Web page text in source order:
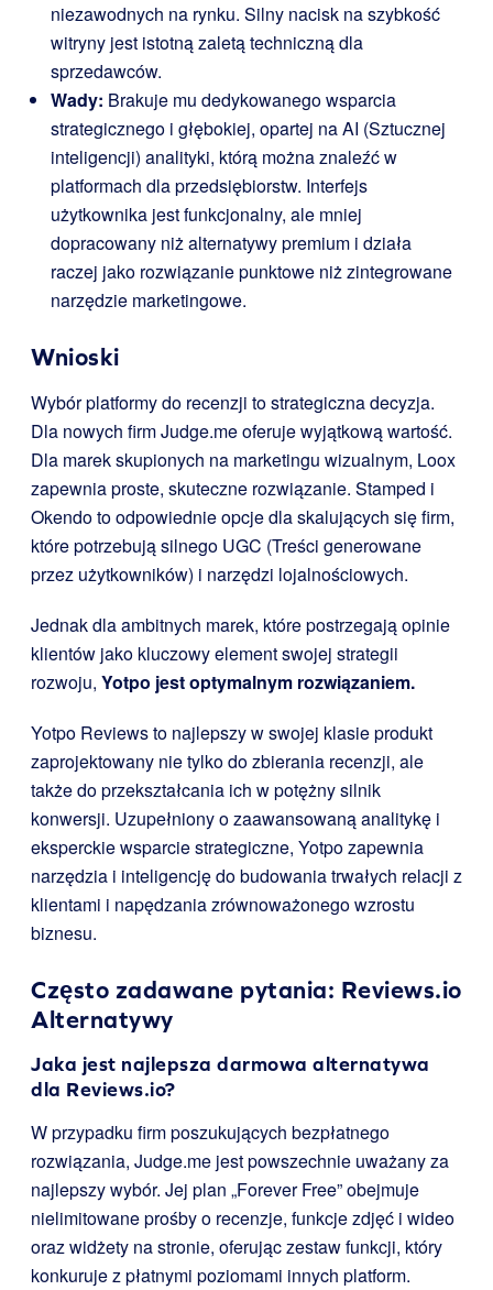
niezawodnych na rynku. Silny nacisk na szybkość
witryny jest istotną zaletą techniczną dla
sprzedawców.
Wady: Brakuje mu dedykowanego wsparcia
strategicznego i głębokiej, opartej na AI (Sztucznej
inteligencji) analityki, którą można znaleźć w
platformach dla przedsiębiorstw. Interfejs
użytkownika jest funkcjonalny, ale mniej
dopracowany niż alternatywy premium i działa
raczej jako rozwiązanie punktowe niż zintegrowane
narzędzie marketingowe.
Wnioski
Wybór platformy do recenzji to strategiczna decyzja.
Dla nowych firm Judge.me oferuje wyjątkową wartość.
Dla marek skupionych na marketingu wizualnym, Loox
zapewnia proste, skuteczne rozwiązanie. Stamped i
Okendo to odpowiednie opcje dla skalujących się firm,
które potrzebują silnego UGC (Treści generowane
przez użytkowników) i narzędzi lojalnościowych.
Jednak dla ambitnych marek, które postrzegają opinie
klientów jako kluczowy element swojej strategii
rozwoju, Yotpo jest optymalnym rozwiązaniem.
Yotpo Reviews to najlepszy w swojej klasie produkt
zaprojektowany nie tylko do zbierania recenzji, ale
także do przekształcania ich w potężny silnik
konwersji. Uzupełniony o zaawansowaną analitykę i
eksperckie wsparcie strategiczne, Yotpo zapewnia
narzędzia i inteligencję do budowania trwałych relacji z
klientami i napędzania zrównoważonego wzrostu
biznesu.
Często zadawane pytania: Reviews.io
Alternatywy
Jaka jest najlepsza darmowa alternatywa
dla Reviews.io?
W przypadku firm poszukujących bezpłatnego
rozwiązania, Judge.me jest powszechnie uważany za
najlepszy wybór. Jej plan „Forever Free” obejmuje
nielimitowane prośby o recenzje, funkcje zdjęć i wideo
oraz widżety na stronie, oferując zestaw funkcji, który
konkuruje z płatnymi poziomami innych platform.